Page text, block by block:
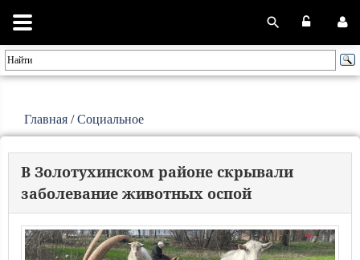
Главная /Социальное
В Золотухинском районе скрывали
заболевание животных оспой